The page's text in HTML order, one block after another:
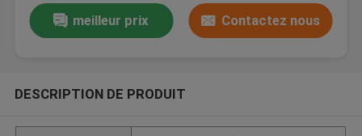
meilleur prix Contactez nous
DESCRIPTION DE PRODUIT